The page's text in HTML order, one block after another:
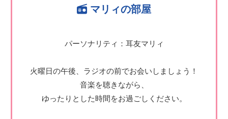
マリィの部屋
パーソナリティ：耳友マリィ
火曜日の午後、ラジオの前でお会いしましょう！
音楽を聴きながら、
ゆったりとした時間をお過ごしください。